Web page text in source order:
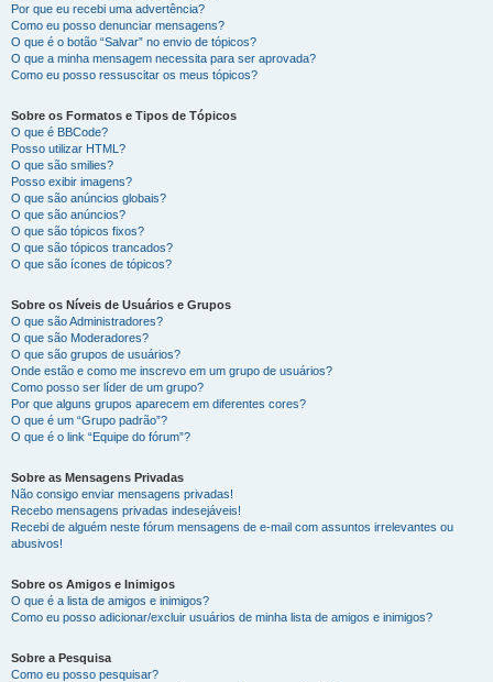
Por que eu recebi uma advertência?
Como eu posso denunciar mensagens?
O que é o botão “Salvar” no envio de tópicos?
O que a minha mensagem necessita para ser aprovada?
Como eu posso ressuscitar os meus tópicos?
Sobre os Formatos e Tipos de Tópicos
O que é BBCode?
Posso utilizar HTML?
O que são smilies?
Posso exibir imagens?
O que são anúncios globais?
O que são anúncios?
O que são tópicos fixos?
O que são tópicos trancados?
O que são ícones de tópicos?
Sobre os Níveis de Usuários e Grupos
O que são Administradores?
O que são Moderadores?
O que são grupos de usuários?
Onde estão e como me inscrevo em um grupo de usuários?
Como posso ser líder de um grupo?
Por que alguns grupos aparecem em diferentes cores?
O que é um “Grupo padrão”?
O que é o link “Equipe do fórum”?
Sobre as Mensagens Privadas
Não consigo enviar mensagens privadas!
Recebo mensagens privadas indesejáveis!
Recebi de alguém neste fórum mensagens de e-mail com assuntos irrelevantes ou
abusivos!
Sobre os Amigos e Inimigos
O que é a lista de amigos e inimigos?
Como eu posso adicionar/excluir usuários de minha lista de amigos e inimigos?
Sobre a Pesquisa
Como eu posso pesquisar?